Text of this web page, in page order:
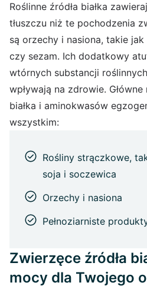
Roślinne źródła białka
tłuszczu niż te pochodzenia
są orzechy i nasiona, takie
czy sezam. Ich dodatkowy
wtórnych substancji
wpływają na zdrowie.
białka i aminokwasów
wszystkim:
Rośliny strączkowe,
soja i soczewica
Orzechy i nasiona
Pełnoziarniste
Zwierzęce źródła
mocy dla Twojego